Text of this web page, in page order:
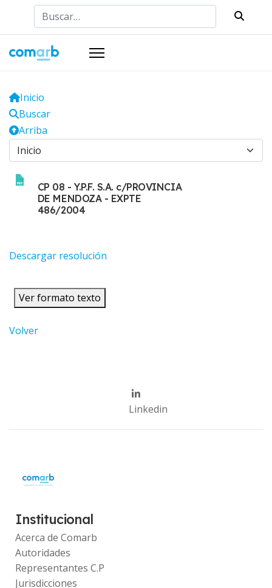
Buscar
Inicio
Buscar
Arriba
CP 08 - Y.P.F. S.A. c/PROVINCIA
DE MENDOZA - EXPTE
486/2004
Descargar resolución
Ver formato texto
Volver
Linkedin
Institucional
Acerca de Comarb
Autoridades
Representantes C.P
Jurisdicciones